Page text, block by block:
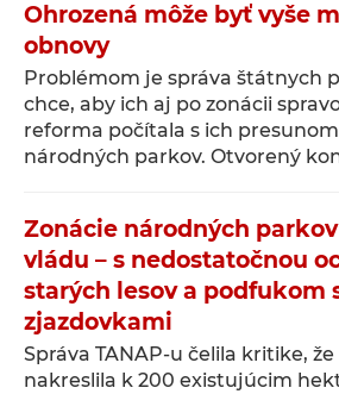
Ohrozená môže byť vyše
obnovy
Problémom je správa štátnych
chce, aby ich aj po zonácii
reforma počítala s ich
národných parkov. Otvorený
Zonácie národných
vládu – s nedostatočnou
starých lesov a podfukom
zjazdovkami
Správa TANAP-u čelila kritike,
nakreslila k 200 existujúcim